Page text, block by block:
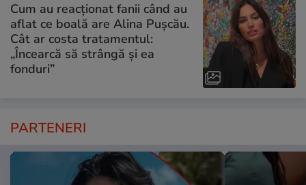
Cum au reacționat fanii când au
aflat ce boală are Alina Pușcău.
Cât ar costa tratamentul:
„Încearcă să strângă și ea
fonduri”
PARTENERI